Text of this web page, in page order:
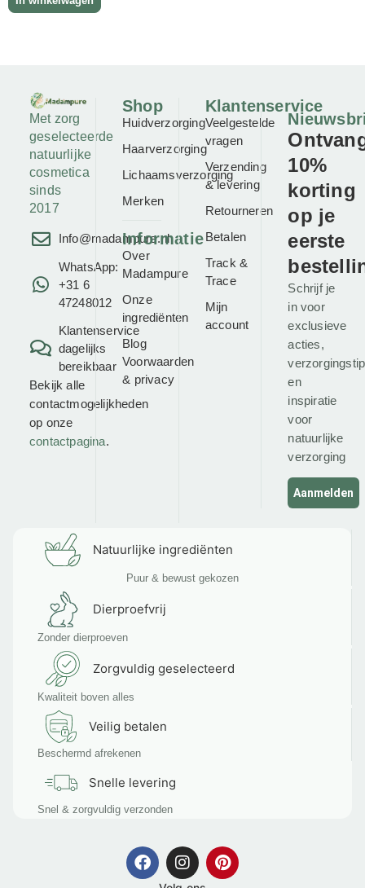
Met zorg
geselecteerde
natuurlijke
cosmetica
sinds
2017
Info@madampure.nl
WhatsApp:
+31 6
47248012
Klantenservice
dagelijks
bereikbaar
Bekijk alle
contactmogelijkheden
op onze
contactpagina.
Shop
Huidverzorging
Haarverzorging
Lichaamsverzorging
Merken
Informatie
Over
Madampure
Onze
ingrediënten
Blog
Voorwaarden
& privacy
Klantenservice
Veelgestelde
vragen
Verzending
& levering
Retourneren
Betalen
Track &
Trace
Mijn
account
10%
korting
op je
eerste
Schrijf je
in voor
exclusieve
acties,
en
inspiratie
voor
natuurlijke
verzorging
Aanmelden
Natuurlijke ingrediënten
Puur & bewust gekozen
Dierproefvrij
Zonder dierproeven
Zorgvuldig geselecteerd
Kwaliteit boven alles
Veilig betalen
Beschermd afrekenen
Snelle levering
Snel & zorgvuldig verzonden